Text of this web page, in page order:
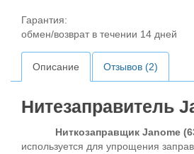
Гарантия:
обмен/возврат в течении 14 дней
Описание Отзывов (2)
Нитезаправитель
Ниткозаправщик Janome
используется для упрощения